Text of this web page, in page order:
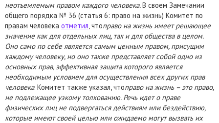
неотъемлемым правом каждого человека.В своем Замечании
общего порядка № 36 (статья 6: право на жизнь) Комитет по
правам человека отметил, чтоправо на жизнь имеет решающее
значение как для отдельных лиц, так и для общества в целом.
Оно само по себе является самым ценным правом, присущим
каждому человеку, но оно также представляет собой одно из
основных прав, эффективная защита которого является
необходимым условием для осуществления всех других прав
человека. Комитет также указал, чтоправо на жизнь – это право,
не подлежащее узкому толкованию. Речь идет о праве
физических лиц не подвергаться действиям или бездействию,
которые имеют своей целью или ожидаемо могут вызвать их